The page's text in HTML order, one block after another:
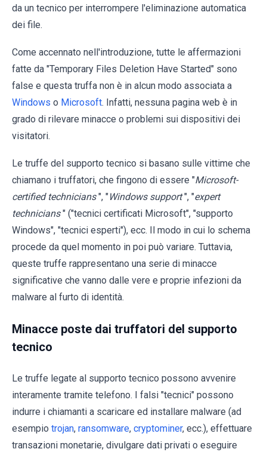
da un tecnico per interrompere l'eliminazione automatica
dei file.
Come accennato nell'introduzione, tutte le affermazioni
fatte da "Temporary Files Deletion Have Started" sono
false e questa truffa non è in alcun modo associata a
Windows o Microsoft. Infatti, nessuna pagina web è in
grado di rilevare minacce o problemi sui dispositivi dei
visitatori.
Le truffe del supporto tecnico si basano sulle vittime che
chiamano i truffatori, che fingono di essere "Microsoft-
certified technicians ", "Windows support ", "expert
technicians " ("tecnici certificati Microsoft", "supporto
Windows", "tecnici esperti"), ecc. Il modo in cui lo schema
procede da quel momento in poi può variare. Tuttavia,
queste truffe rappresentano una serie di minacce
significative che vanno dalle vere e proprie infezioni da
malware al furto di identità.
Minacce poste dai truffatori del supporto
tecnico
Le truffe legate al supporto tecnico possono avvenire
interamente tramite telefono. I falsi "tecnici" possono
indurre i chiamanti a scaricare ed installare malware (ad
esempio trojan, ransomware, cryptominer, ecc.), effettuare
transazioni monetarie, divulgare dati privati o eseguire